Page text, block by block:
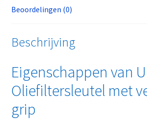
Beoordelingen (0)
Beschrijving
Eigenschappen van
Oliefiltersleutel met
grip